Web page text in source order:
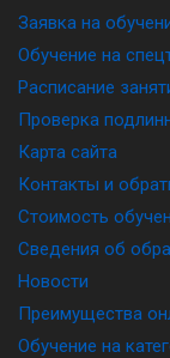
Заявка на
Обучение на
Расписание
Проверка
Карта сайта
Контакты и
Стоимость
Сведения об
Новости
Преимущества
Обучение на